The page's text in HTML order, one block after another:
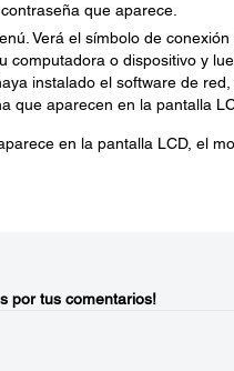
que aparece.
Verá el símbolo de conexión
computadora o dispositivo y
instalado el software de
que aparecen en la pantalla
en la pantalla LCD, el
por tus comentarios!